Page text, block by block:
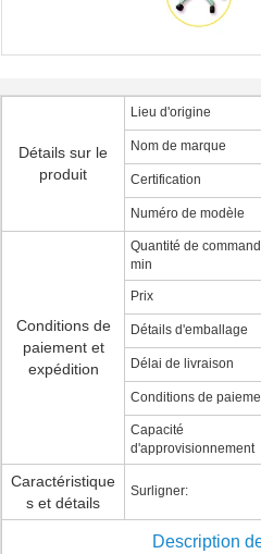
Détails sur le
produit
Lieu d'origine
Nom de marque
Certification
Numéro de modèle
Conditions de
paiement et
expédition
Quantité de
min
Prix
Détails d'emballage
Délai de livraison
Conditions de
Capacité
d'approvisionnement
Caractéristique
s et détails
Surligner:
Description